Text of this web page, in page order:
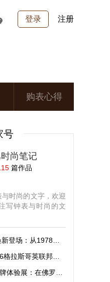
登录 注册
购表心得
号
尚笔记
篇作品
时尚的文字，欢迎
写钟表与时尚的文
深海，到2026年的太阳能日常
会：64年，高科技计时不离场
下水宫，重新发现时间的另一种刻度